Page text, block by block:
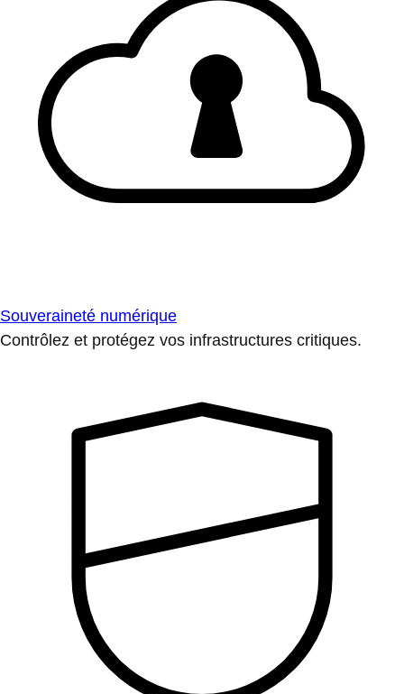
Souveraineté numérique
Contrôlez et protégez vos infrastructures critiques.